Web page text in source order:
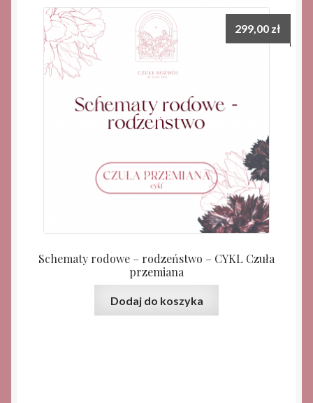
Schematy rodowe – rodzeństwo – CYKL Czuła
przemiana
299,00 zł
Dodaj do koszyka